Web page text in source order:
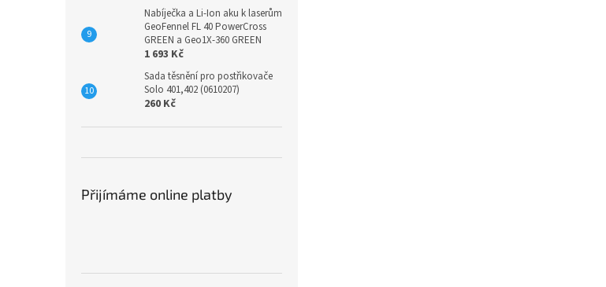
Nabíječka a Li-Ion aku k laserům
GeoFennel FL 40 PowerCross
GREEN a Geo1X-360 GREEN
1 693 Kč
Sada těsnění pro postřikovače
Solo 401,402 (0610207)
260 Kč
Přijímáme online platby